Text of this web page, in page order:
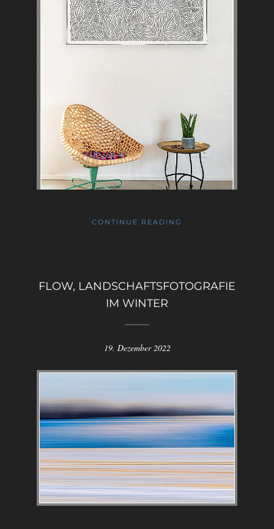
CONTINUE READING
FLOW, LANDSCHAFTSFOTOGRAFIE
IM WINTER
19. Dezember 2022